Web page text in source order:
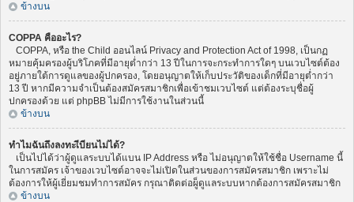
ข้างบน
COPPA คืออะไร?
COPPA, หรือ the Child ออนไลน์ Privacy and Protection Act of 1998, เป็นกฏ
หมายคุ้มครองผู้บริโภคที่มีอายุต่ำกว่า 13 ปีในการจะกระทำการใดๆ บนเวบไซต์ต้อง
อยู่ภายใต้การดูแลของผู้ปกครอง, โดยอนุญาตให้เก็บประวัติของเด็กที่มีอายุต่ำกว่า
13 ปี หากมีความจำเป็นต้องสมัครสมาชิกเพื่อเข้าชมเวบไซต์ แต่ต้องระบุชื่อผู้
ปกครองด้วย แต่ phpBB ไม่มีการใช้งานในส่วนนี้
ข้างบน
ทำไมฉันถึงลงทะเีบียนไม่ได้?
เป็นไปได้ว่าผู้ดูแลระบบได้แบน IP Address หรือ ไม่อนุญาตให้ใช้ชื่อ Username นี้
ในการสมัคร เจ้าของเวบไซต์อาจจะไม่เปิดในส่วนของการสมัครสมาชิก เพราะไม่
ต้องการให้ผู้เยี่ยมชมทำการสมัคร กรุณาติดต่อผู็ดูแลระบบหากต้องการสมัครสมาชิก
ข้างบน